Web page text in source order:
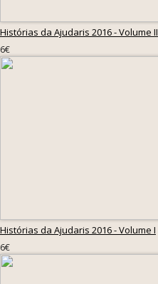
Histórias da Ajudaris 2016 - Volume II
6€
Histórias da Ajudaris 2016 - Volume I
6€